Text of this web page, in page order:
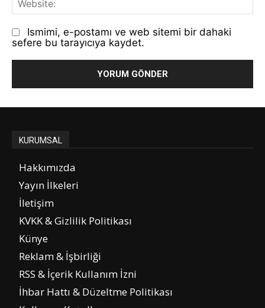
Ismimi, e-postamı ve web sitemi bir dahaki
sefere bu tarayıcıya kaydet.
KURUMSAL
Hakkımızda
Yayın İlkeleri
İletişim
KVKK & Gizlilik Politikası
Künye
Reklam & İşbirliği
RSS & İçerik Kullanım İzni
İhbar Hattı & Düzeltme Politikası